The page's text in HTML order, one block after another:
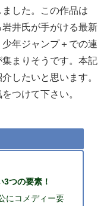
した。この作品は
岩井氏が手がける最新
年ジャンプ＋での連
まりそうです。本記
したいと思います。
つけて下さい。
つの要素！
にコメディー要